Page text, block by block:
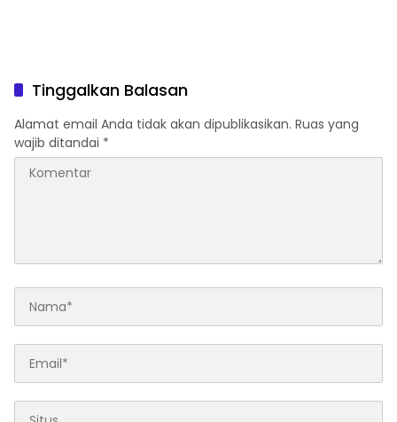
Tinggalkan Balasan
Alamat email Anda tidak akan dipublikasikan. Ruas yang
wajib ditandai *